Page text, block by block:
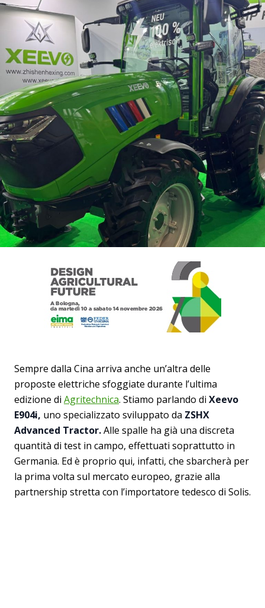
Sempre dalla Cina arriva anche un’altra delle
proposte elettriche sfoggiate durante l’ultima
edizione di Agritechnica. Stiamo parlando di Xeevo
E904i, uno specializzato sviluppato da ZSHX
Advanced Tractor.Alle spalle ha già una discreta
quantità di test in campo, effettuati soprattutto in
Germania. Ed è proprio qui, infatti, che sbarcherà per
la prima volta sul mercato europeo, grazie alla
partnership stretta con l’importatore tedesco di Solis.